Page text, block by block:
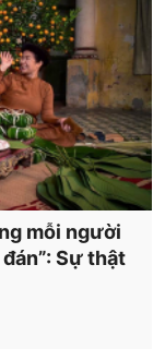
mỗi người
Sự thật